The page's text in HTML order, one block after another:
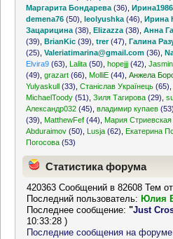
Маргарита Бондарева (36) ,Ирина1986
demena76 (50) ,leolyushka (46) ,Ирина
Зацарицина (38) ,Elizazza (38) ,Анна
(39) ,BrianKic (39) ,trer(47) ,Галина
(25) ,Valeriatimarina@gmail.com (36) ,
Elvira9 (63) Lalita (50) ,hopejjj (42) ,
(49) ,grazart (66) MolliE (44) ,Анжела
Yulyaskull (33) ,Станіслав Українець (65)
MichaelToody (51) ,Зиля Тагирова (29) ,
Александр032 (45) ,владимир купаев (53)
(39)
MatthewFef (44) Мария Стриевская
Abduraimov (50) Lusja (62) Екатерина
Погосова (53)
Статистика форума
420363 Сообщений в 82608 Тем
Последний пользователь: Юлия
Последнее сообщение:"Just
10:33:28 )
Последние сообщения на